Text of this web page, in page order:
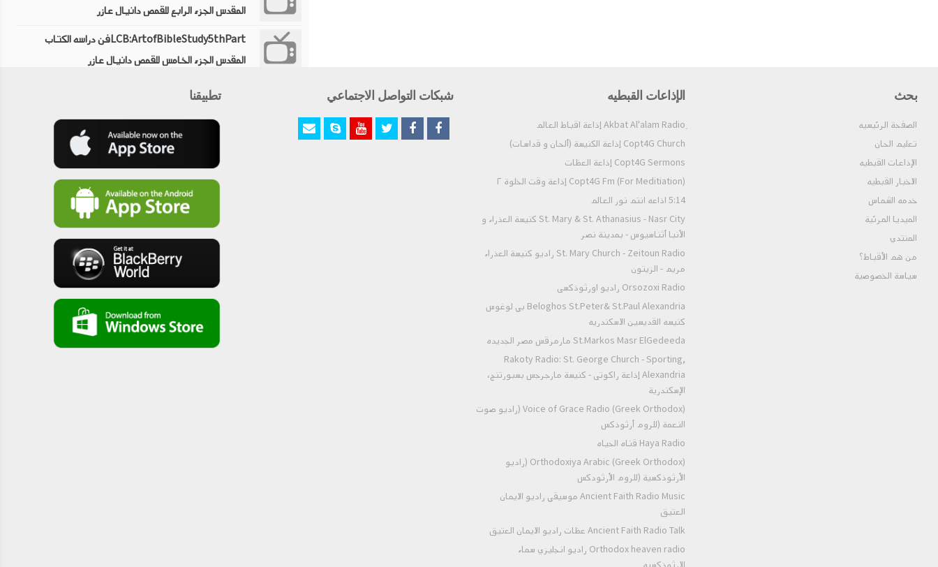
المقدس الجزء الرابع للقمص دانيال عازر
LCB:ArtofBibleStudy5thPartفن دراسه الكتاب
المقدس الجزء الخامس للقمص دانيال عازر
LCB:ArtofBibleStudy7thPartفن دراسه الكتاب
المقدس الجزء السابع للقمص دانيال عازر
LCB:ArtofBibleStudy9thPartفن دراسه الكتاب
المقدس الجزء التاسع للقمص دانيال عازر
LCB:ArtofBibleStudy8thPartفن دراسه الكتاب
المقدس الجزء الثامن للقمص دانيال عازر
LCB: EnglishBibleStudy Genesis 12-22
LCB: English Bible Study Book of Exodus Part 1
بحث
الصفحة الرئيسيه
تعليم الحان
الإذاعات القبطيه
الاخبار القبطيه
خدمه الشماس
الميديا المرئية
المنتدي
من هم الأقباط؟‎
سياسة الخصوصية
الإذاعات القبطيه
Copt4G Church إذاعة الكنيسة (ألحان و قداسات)
Copt4G Sermons إذاعة العظات
Copt4G Fm (For Meditiation) إذاعة وقت الخلوة ٢
5:14 اذاعه انتم نور العالم
St. Mary & St. Athanasius - Nasr City كنيسة العذراء و
الأنبا أثناسيوس - بمدينة نصر
St. Mary Church - Zeitoun Radio راديو كنيسة العذراء
مريم - الزيتون
Orsozoxi Radio راديو اورثوذكسى
Beloghos St.Peter& St.Paul Alexandria بي لوغوس
كنيسه القديسين الاسكندريه
St.Markos Masr ElGedeeda مارمرقس مصر الجديده
Rakoty Radio: St. George Church - Sporting,
Alexandria إذاعة راكوتى - كنيسة مارجرجس بسبورتنج،
الإسكندرية
Voice of Grace Radio (Greek Orthodox) (راديو صوت
النعمة (للروم أرثوذكس
Haya Radio قناه الحياه
Orthodoxiya Arabic (Greek Orthodox) (راديو
الأرثوذكسية (للروم الأرثودكس
Ancient Faith Radio Music موسيقي راديو الايمان
العتيق
Ancient Faith Radio Talk عظات راديو الايمان العتيق
Orthodox heaven radio راديو انجليزي سماء
شبكات التواصل الاجتماعي تطبيقنا